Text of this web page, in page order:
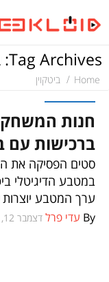
ביקורות סרטים
משחקים
ביקורות משחקים
Tag Archives: ביטקוין
Home ביטקוין
חנות
ברכישות עם
סטים הפסיקה את
במטבע הדיגיטלי
ערך המטבע
By עדי פרל דצמבר 12, 2017